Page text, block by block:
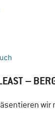
–
wir